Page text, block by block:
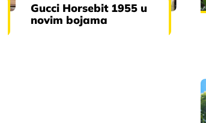
Gucci Horsebit 1955 u
novim bojama